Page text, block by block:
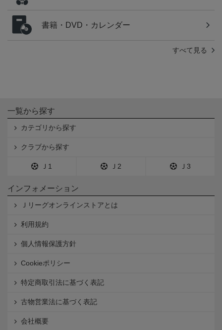
書籍・DVD・カレンダー
すべて見る
一覧から探す
カテゴリから探す
クラブから探す
Ｊ1 Ｊ2 Ｊ3
インフォメーション
Ｊリーグオンラインストアとは
利用規約
個人情報保護方針
Cookieポリシー
特定商取引法に基づく表記
古物営業法に基づく表記
会社概要